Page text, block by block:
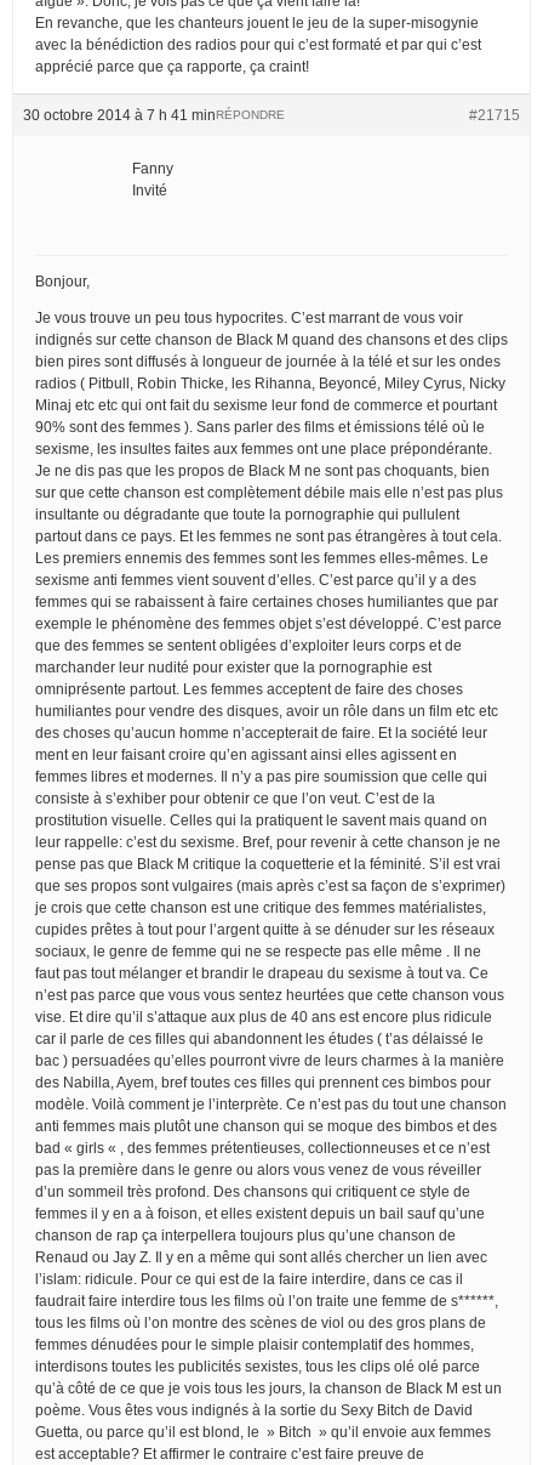
En revanche, que les chanteurs jouent le jeu de la super-misogynie
avec la bénédiction des radios pour qui c’est formaté et par qui c’est
apprécié parce que ça rapporte, ça craint!
30 octobre 2014 à 7 h 41 min #21715
RÉPONDRE
Fanny
Invité
Bonjour,
Je vous trouve un peu tous hypocrites. C’est marrant de vous voir
indignés sur cette chanson de Black M quand des chansons et des clips
bien pires sont diffusés à longueur de journée à la télé et sur les ondes
radios ( Pitbull, Robin Thicke, les Rihanna, Beyoncé, Miley Cyrus, Nicky
Minaj etc etc qui ont fait du sexisme leur fond de commerce et pourtant
90% sont des femmes ). Sans parler des films et émissions télé où le
sexisme, les insultes faites aux femmes ont une place prépondérante.
Je ne dis pas que les propos de Black M ne sont pas choquants, bien
sur que cette chanson est complètement débile mais elle n’est pas plus
insultante ou dégradante que toute la pornographie qui pullulent
partout dans ce pays. Et les femmes ne sont pas étrangères à tout cela.
Les premiers ennemis des femmes sont les femmes elles-mêmes. Le
sexisme anti femmes vient souvent d’elles. C’est parce qu’il y a des
femmes qui se rabaissent à faire certaines choses humiliantes que par
exemple le phénomène des femmes objet s’est développé. C’est parce
que des femmes se sentent obligées d’exploiter leurs corps et de
marchander leur nudité pour exister que la pornographie est
omniprésente partout. Les femmes acceptent de faire des choses
humiliantes pour vendre des disques, avoir un rôle dans un film etc etc
des choses qu’aucun homme n’accepterait de faire. Et la société leur
ment en leur faisant croire qu’en agissant ainsi elles agissent en
femmes libres et modernes. Il n’y a pas pire soumission que celle qui
consiste à s’exhiber pour obtenir ce que l’on veut. C’est de la
prostitution visuelle. Celles qui la pratiquent le savent mais quand on
leur rappelle: c’est du sexisme. Bref, pour revenir à cette chanson je ne
pense pas que Black M critique la coquetterie et la féminité. S’il est vrai
que ses propos sont vulgaires (mais après c’est sa façon de s’exprimer)
je crois que cette chanson est une critique des femmes matérialistes,
cupides prêtes à tout pour l’argent quitte à se dénuder sur les réseaux
sociaux, le genre de femme qui ne se respecte pas elle même . Il ne
faut pas tout mélanger et brandir le drapeau du sexisme à tout va. Ce
n’est pas parce que vous vous sentez heurtées que cette chanson vous
vise. Et dire qu’il s’attaque aux plus de 40 ans est encore plus ridicule
car il parle de ces filles qui abandonnent les études ( t’as délaissé le
bac ) persuadées qu’elles pourront vivre de leurs charmes à la manière
des Nabilla, Ayem, bref toutes ces filles qui prennent ces bimbos pour
modèle. Voilà comment je l’interprète. Ce n’est pas du tout une chanson
anti femmes mais plutôt une chanson qui se moque des bimbos et des
bad « girls « , des femmes prétentieuses, collectionneuses et ce n’est
pas la première dans le genre ou alors vous venez de vous réveiller
d’un sommeil très profond. Des chansons qui critiquent ce style de
femmes il y en a à foison, et elles existent depuis un bail sauf qu’une
chanson de rap ça interpellera toujours plus qu’une chanson de
Renaud ou Jay Z. Il y en a même qui sont allés chercher un lien avec
l’islam: ridicule. Pour ce qui est de la faire interdire, dans ce cas il
faudrait faire interdire tous les films où l’on traite une femme de s******,
tous les films où l’on montre des scènes de viol ou des gros plans de
femmes dénudées pour le simple plaisir contemplatif des hommes,
interdisons toutes les publicités sexistes, tous les clips olé olé parce
qu’à côté de ce que je vois tous les jours, la chanson de Black M est un
poème. Vous êtes vous indignés à la sortie du Sexy Bitch de David
Guetta, ou parce qu’il est blond, le » Bitch » qu’il envoie aux femmes
est acceptable? Et affirmer le contraire c’est faire preuve de